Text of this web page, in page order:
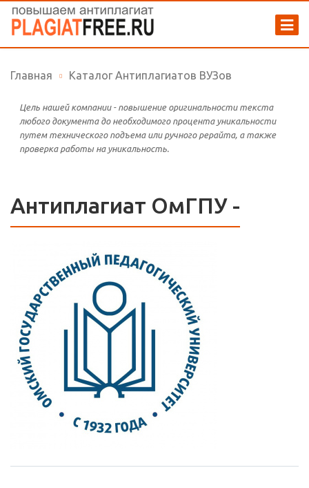
Главная Каталог Антиплагиатов ВУЗов
Цель нашей компании - повышение оригинальности текста
любого документа до необходимого процента уникальности
путем технического подъема или ручного рерайта, а также
проверка работы на уникальность.
Антиплагиат ОмГПУ -